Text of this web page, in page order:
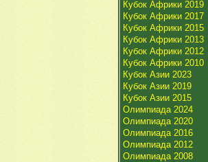
Кубок Африки 2019
Кубок Африки 2017
Кубок Африки 2015
Кубок Африки 2013
Кубок Африки 2012
Кубок Африки 2010
Кубок Азии 2023
Кубок Азии 2019
Кубок Азии 2015
Олимпиада 2024
Олимпиада 2020
Олимпиада 2016
Олимпиада 2012
Олимпиада 2008